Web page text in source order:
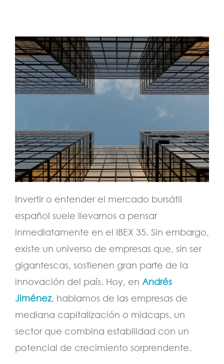
Invertir o entender el mercado bursátil
español suele llevarnos a pensar
inmediatamente en el IBEX 35. Sin embargo,
existe un universo de empresas que, sin ser
gigantescas, sostienen gran parte de la
innovación del país. Hoy, en Andrés
Jiménez, hablamos de las empresas de
mediana capitalización o midcaps, un
sector que combina estabilidad con un
potencial de crecimiento sorprendente.